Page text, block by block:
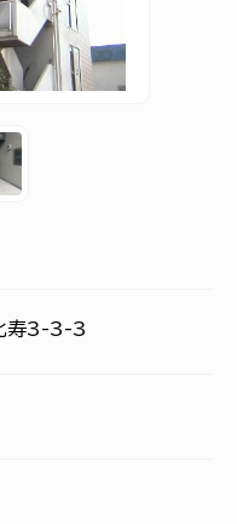
寿3-3-3